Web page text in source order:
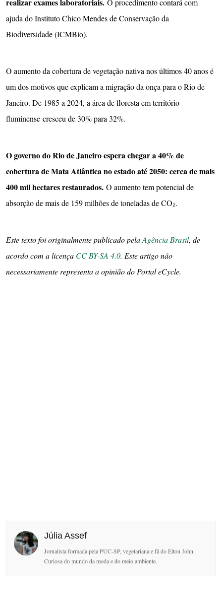
O procedimento contará com
ajuda do Instituto Chico Mendes de Conservação da
Biodiversidade (ICMBio).
O aumento da cobertura de vegetação nativa nos últimos 40 anos é
um dos motivos que explicam a migração da onça para o Rio de
Janeiro. De 1985 a 2024, a área de floresta em território
fluminense cresceu de 30% para 32%.
O governo do Rio de Janeiro espera chegar a 40% de
cobertura de Mata Atlântica no estado até 2050: cerca de mais
400 mil hectares restaurados. O aumento tem potencial de
absorção de mais de 159 milhões de toneladas de CO₂.
Este texto foi originalmente publicado pelaAgência Brasil, de
acordo com a licença CC BY-SA 4.0. Este artigo não
necessariamente representa a opinião do Portal eCycle.
Júlia Assef
Jornalista formada pela PUC-SP, vegetariana e fã do Elton John.
Curiosa do mundo da moda e do meio ambiente.